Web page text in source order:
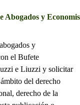
y
y
el Bufete
e Liuzzi y solicitar
del derecho
derecho de la